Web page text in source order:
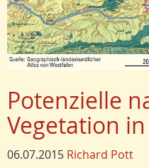
Potenzielle
Vegetation
06.07.2015 Richard Pott